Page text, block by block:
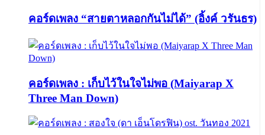
คอร์ดเพลง “สายตาหลอกกันไม่ได้” (อิ้งค์ วรันธร)
คอร์ดเพลง : เก็บไว้ในใจไม่พอ (Maiyarap X
Three Man Down)